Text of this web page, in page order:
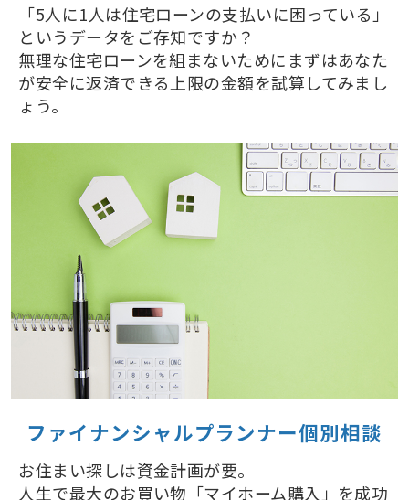
「5人に1人は住宅ローンの支払いに困っている」
というデータをご存知ですか？
無理な住宅ローンを組まないためにまずはあなた
が安全に返済できる上限の金額を試算してみまし
ょう。
ファイナンシャルプランナー個別相談
お住まい探しは資金計画が要。
人生で最大のお買い物「マイホーム購入」を成功